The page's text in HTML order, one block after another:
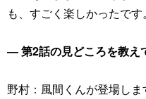
も、すごく楽しかったです。
― 第2話の見どころを教え
野村：風間くんが登場しま